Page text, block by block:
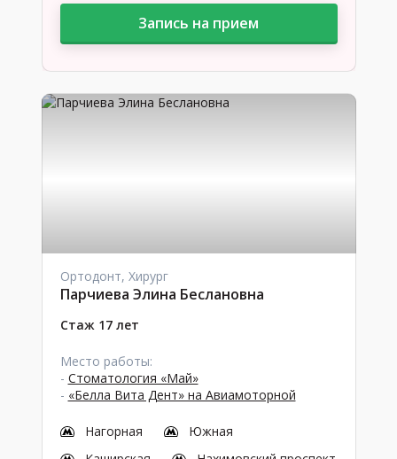
Запись на прием
Ортодонт, Хирург
Парчиева Элина Беслановна
Стаж 17 лет
Место работы:
- Стоматология «Май»
- «Белла Вита Дент» на Авиамоторной
Нагорная
Южная